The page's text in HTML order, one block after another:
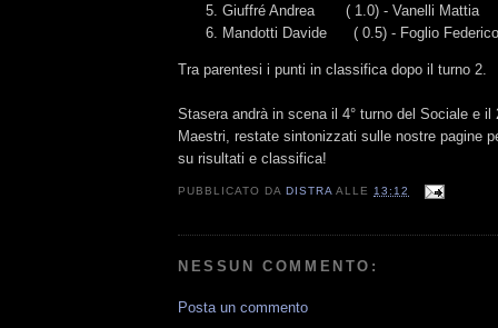
Giuffré Andrea ( 1.0) - Vanelli Mattia
Mandotti Davide ( 0.5) - Foglio
Tra parentesi i punti in classifica dopo il turno 2.
Stasera andrà in scena il 4° turno del Sociale e il
Maestri, restate sintonizzati sulle nostre pagine
su risultati e classifica!
PUBBLICATO DA DISTRA ALLE13:12
NESSUN COMMENTO:
Posta un commento